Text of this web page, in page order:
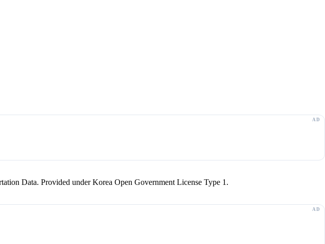
Data. Provided under Korea Open Government License Type 1.